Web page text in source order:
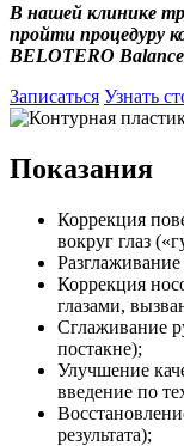
В нашей клинике
пройти процедуру
BELOTERO
Записаться Узнать
Показания
Коррекция
вокруг глаз
Коррекция
глазами,
Сглаживание
постакне);
Улучшение
введение по
результата);